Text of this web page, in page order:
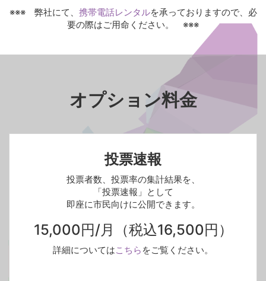
※※※ 弊社にて、 携帯電話レンタルを承っておりますので、 必
要の際はご用命ください。 ※※※
オプション料金
投票速報
投票者数、投票率の集計結果を、
「投票速報」として
即座に市民向けに公開できます。
15,000円/月 （税込16,500円）
詳細についてはこちら をご覧ください。